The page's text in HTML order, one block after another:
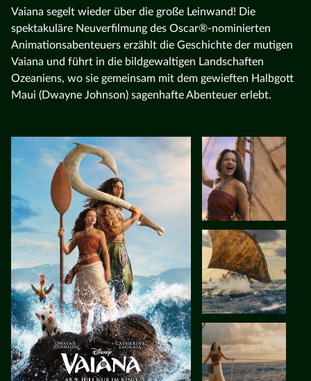
Vaiana segelt wieder über die große Leinwand! Die
spektakuläre Neuverfilmung des Oscar®-nominierten
Animationsabenteuers erzählt die Geschichte der mutigen
Vaiana und führt in die bildgewaltigen Landschaften
Ozeaniens, wo sie gemeinsam mit dem gewieften Halbgott
Maui (Dwayne Johnson) sagenhafte Abenteuer erlebt.